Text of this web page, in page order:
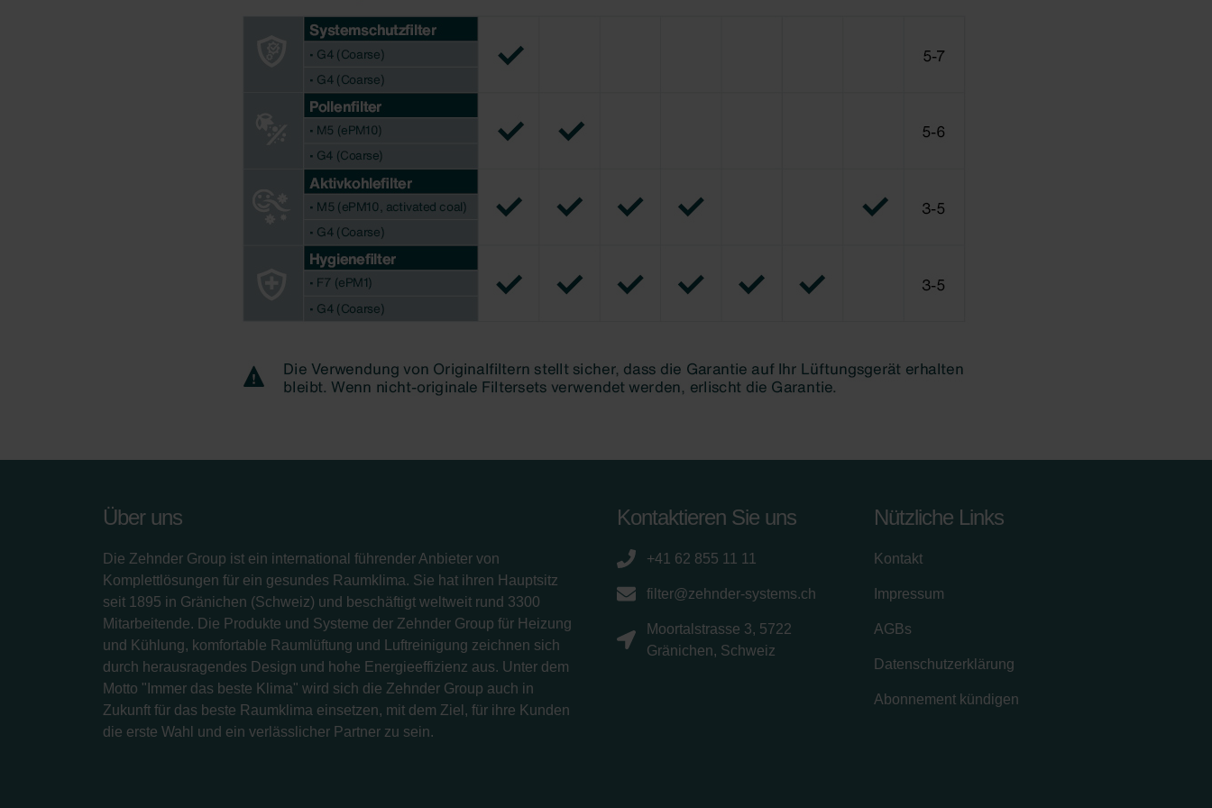
Über uns
Die Zehnder Group ist ein international führender Anbieter von
Komplettlösungen für ein gesundes Raumklima. Sie hat ihren Hauptsitz
seit 1895 in Gränichen (Schweiz) und beschäftigt weltweit rund 3300
Mitarbeitende. Die Produkte und Systeme der Zehnder Group für Heizung
und Kühlung, komfortable Raumlüftung und Luftreinigung zeichnen sich
durch herausragendes Design und hohe Energieeffizienz aus. Unter dem
Motto "Immer das beste Klima" wird sich die Zehnder Group auch in
Zukunft für das beste Raumklima einsetzen, mit dem Ziel, für ihre Kunden
die erste Wahl und ein verlässlicher Partner zu sein.
Kontaktieren Sie uns
+41 62 855 11 11
filter@zehnder-systems.ch
Moortalstrasse 3, 5722
Gränichen, Schweiz
Nützliche Links
Kontakt
Impressum
AGBs
Datenschutzerklärung
Abonnement kündigen